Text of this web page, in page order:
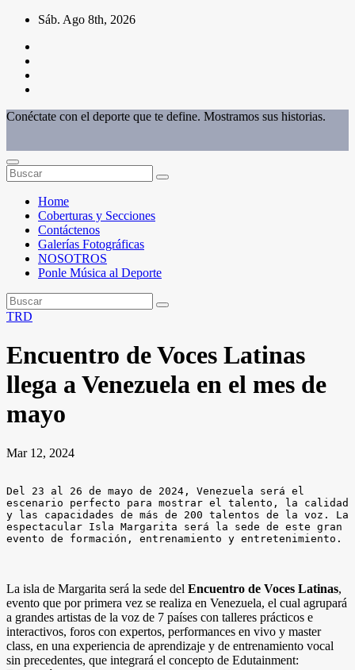
Saltar
contenido
Sáb. Ago 8th, 2026
Conéctate con el deporte que te define. Mostramos sus historias.
Home
Coberturas y Secciones
Contáctenos
Galerías Fotográficas
NOSOTROS
Ponle Música al Deporte
TRD
Encuentro de Voces Latinas
llega a Venezuela en el mes de
mayo
Mar 12, 2024
Del 23 al 26 de mayo de 2024, Venezuela será el
escenario perfecto para mostrar el talento, la calidad
y las capacidades de más de 200 talentos de la voz. La
espectacular Isla Margarita será la sede de este gran
evento de formación, entrenamiento y entretenimiento.
La isla de Margarita será la sede del Encuentro de Voces Latinas,
evento que por primera vez se realiza en Venezuela, el cual agrupará
a grandes artistas de la voz de 7 países con talleres prácticos e
interactivos, foros con expertos, performances en vivo y master
class, en una experiencia de aprendizaje y de entrenamiento vocal
sin precedentes, que integrará el concepto de Edutainment: